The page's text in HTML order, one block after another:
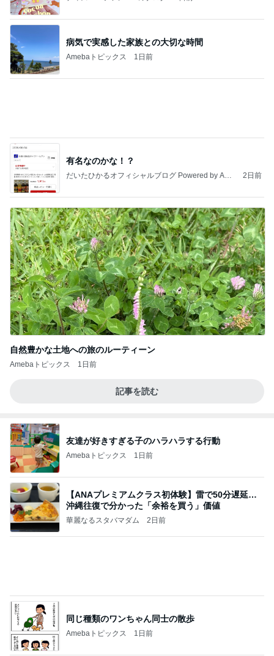
病気で実感した家族との大切な時間
Amebaトピックス 1日前
有名なのかな！？
だいたひかるオフィシャルブログ Powered by Ame
2日前
自然豊かな土地への旅のルーティーン
Amebaトピックス 1日前
記事を読む
友達が好きすぎる子のハラハラする行動
Amebaトピックス 1日前
【ANAプレミアムクラス初体験】雷で50分遅延…
沖縄往復で分かった「余裕を買う」価値
華麗なるスタバマダム 2日前
同じ種類のワンちゃん同士の散歩
Amebaトピックス 1日前